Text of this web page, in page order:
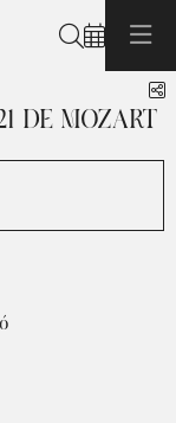
Buscar
DE MOZART